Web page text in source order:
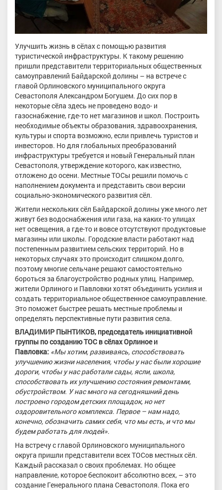
Улучшить жизнь в сёлах с помощью развития
туристической инфраструктуры. К такому решению
пришли представители территориальных общественных
самоуправлений Байдарской долины – на встрече с
главой Орлиновского муниципального округа
Севастополя Александром Богушем. До сих пор в
некоторые сёла здесь не проведено водо- и
газоснабжение, где-то нет магазинов и школ. Построить
необходимые объекты образования, здравоохранения,
культуры и спорта возможно, если привлечь туристов и
инвесторов. Но для глобальных преобразований
инфраструктуры требуется и новый Генеральный план
Севастополя, утверждение которого, как известно,
отложено до осени. Местные ТОСы решили помочь с
наполнением документа и представить свои версии
социально-экономического развития сёл.
Жители нескольких сёл Байдарской долины уже много лет
живут без водоснабжения или газа, на каких-то улицах
нет освещения, а где-то и вовсе отсутствуют продуктовые
магазины или школы. Городские власти работают над
постепенным развитием сельских территорий. Но в
некоторых случаях это происходит слишком долго,
поэтому многие сельчане решают самостоятельно
бороться за благоустройство родных улиц. Например,
жители Орлиного и Павловки хотят объединить усилия и
создать территориальное общественное самоуправление.
Это поможет быстрее решать местные проблемы и
определять перспективные пути развития села.
ВЛАДИМИР ПЫНТИКОВ, председатель инициативной
группы по созданию ТОС в сёлах Орлиное и
Павловка: «Мы хотим, развиваясь, способствовать
улучшению жизни населения, чтобы у нас были хорошие
дороги, чтобы у нас работали сады, ясли, школа,
способствовать их улучшению состояния ремонтами,
обустройством. У нас много на сегодняшний день
построено городом детских площадок, но нет
оздоровительного комплекса. Первое – нам надо,
конечно, обозначить самих себя, что мы есть, и что мы
будем работать для людей».
На встречу с главой Орлиновского муниципального
округа пришли представители всех ТОСов местных сёл.
Каждый рассказал о своих проблемах. Но общее
направление, которое беспокоит абсолютно всех, – это
создание Генерального плана Севастополя. Пока его